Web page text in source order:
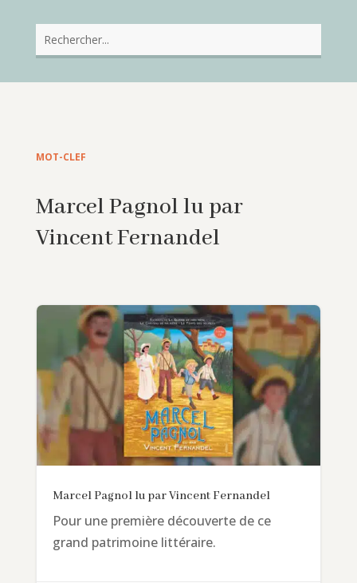
MOT-CLEF
Marcel Pagnol lu par
Vincent Fernandel
Marcel Pagnol lu par Vincent Fernandel
Pour une première découverte de ce
grand patrimoine littéraire.